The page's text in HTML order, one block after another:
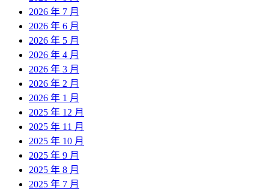
2026 年 7 月
2026 年 6 月
2026 年 5 月
2026 年 4 月
2026 年 3 月
2026 年 2 月
2026 年 1 月
2025 年 12 月
2025 年 11 月
2025 年 10 月
2025 年 9 月
2025 年 8 月
2025 年 7 月